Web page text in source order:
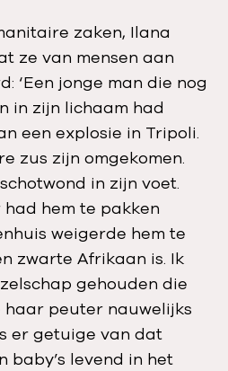
zaken, Ilana
ze van mensen aan
‘Een jonge man die nog
in zijn lichaam had
een explosie in Tripoli.
zus zijn omgekomen.
in zijn voet.
hem te pakken
weigerde hem te
zwarte Afrikaan is. Ik
gehouden die
haar peuter nauwelijks
er getuige van dat
baby’s levend in het